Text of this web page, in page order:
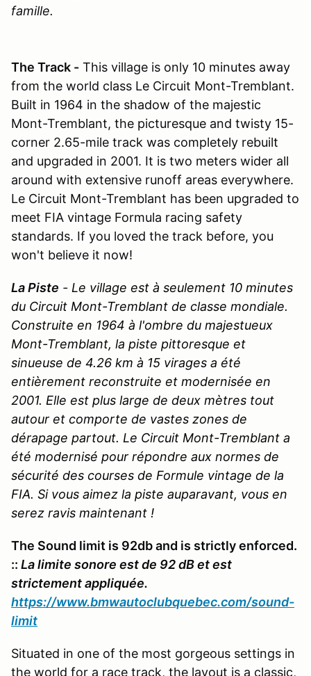
famille.
The Track - This village is only 10 minutes away
from the world class Le Circuit Mont-Tremblant.
Built in 1964 in the shadow of the majestic
Mont-Tremblant, the picturesque and twisty 15-
corner 2.65-mile track was completely rebuilt
and upgraded in 2001. It is two meters wider all
around with extensive runoff areas everywhere.
Le Circuit Mont-Tremblant has been upgraded to
meet FIA vintage Formula racing safety
standards. If you loved the track before, you
won't believe it now!
La Piste - Le village est à seulement 10 minutes
du Circuit Mont-Tremblant de classe mondiale.
Construite en 1964 à l'ombre du majestueux
Mont-Tremblant, la piste pittoresque et
sinueuse de 4.26 km à 15 virages a été
entièrement reconstruite et modernisée en
2001. Elle est plus large de deux mètres tout
autour et comporte de vastes zones de
dérapage partout. Le Circuit Mont-Tremblant a
été modernisé pour répondre aux normes de
sécurité des courses de Formule vintage de la
FIA. Si vous aimez la piste auparavant, vous en
serez ravis maintenant !
The Sound limit is 92db and is strictly enforced.
:: La limite sonore est de 92 dB et est
strictement appliquée.
https://www.bmwautoclubquebec.com/sound-
limit
Situated in one of the most gorgeous settings in
the world for a race track, the layout is a classic,